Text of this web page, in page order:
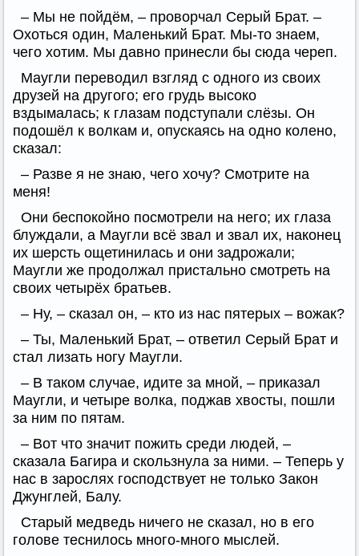
– Мы не пойдём, – проворчал Серый Брат. –
Охоться один, Маленький Брат. Мы-то знаем,
чего хотим. Мы давно принесли бы сюда череп.
Маугли переводил взгляд с одного из своих
друзей на другого; его грудь высоко
вздымалась; к глазам подступали слёзы. Он
подошёл к волкам и, опускаясь на одно колено,
сказал:
– Разве я не знаю, чего хочу? Смотрите на
меня!
Они беспокойно посмотрели на него; их глаза
блуждали, а Маугли всё звал и звал их, наконец
их шерсть ощетинилась и они задрожали;
Маугли же продолжал пристально смотреть на
своих четырёх братьев.
– Ну, – сказал он, – кто из нас пятерых – вожак?
– Ты, Маленький Брат, – ответил Серый Брат и
стал лизать ногу Маугли.
– В таком случае, идите за мной, – приказал
Маугли, и четыре волка, поджав хвосты, пошли
за ним по пятам.
– Вот что значит пожить среди людей, –
сказала Багира и скользнула за ними. – Теперь у
нас в зарослях господствует не только Закон
Джунглей, Балу.
Старый медведь ничего не сказал, но в его
голове теснилось много-много мыслей.